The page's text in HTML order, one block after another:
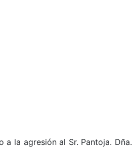
a la agresión al Sr. Pantoja. Dña.